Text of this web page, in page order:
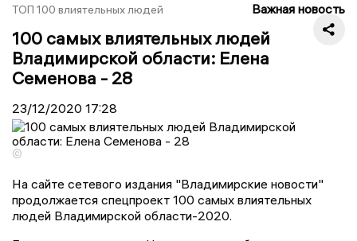
ТОП 100 влиятельных людей Важная новость
100 самых влиятельных людей
Владимирской области: Елена
Семенова - 28
23/12/2020 17:28
©
На сайте сетевого издания "Владимирские новости"
продолжается спецпроект 100 самых влиятельных
людей Владимирской области-2020.